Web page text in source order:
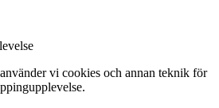
vi cookies och annan teknik för